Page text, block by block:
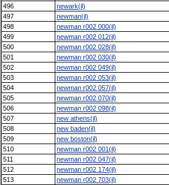
496
newark(il)
497
newman(il)
498
newman r002 000(il)
499
newman r002 012(il)
500
newman r002 028(il)
501
newman r002 030(il)
502
newman r002 049(il)
503
newman r002 053(il)
504
newman r002 057(il)
505
newman r002 070(il)
506
newman r002 098(il)
507
new athens(il)
508
new baden(il)
509
new boston(il)
510
newman r002 001(il)
511
newman r002 047(il)
512
newman r002 174(il)
513
newman r002 703(il)